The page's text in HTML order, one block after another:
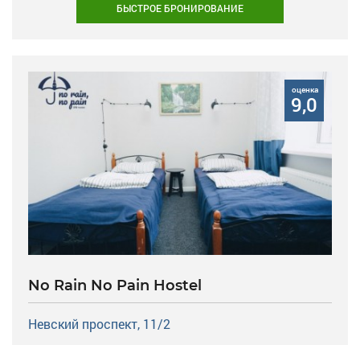
БЫСТРОЕ БРОНИРОВАНИЕ
оценка
9,0
No Rain No Pain Hostel
Невский проспект, 11/2